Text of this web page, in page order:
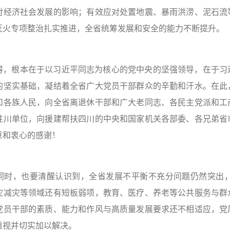
经济社会发展的影响；有效应对处置地震、暴雨洪涝、泥石
专项整治扎实推进，全省统筹发展和安全的能力不断提升。
，根本在于以习近平同志为核心的党中央的坚强领导，在于
坚实基础，凝结着全省广大党员干部群众的辛勤和汗水。在
各族人民，向全省离退休干部和广大老同志、各民主党派和
川单位，向援建帮扶四川的中央和国家机关各部委、各兄弟
衷心的感谢！
时，也要清醒认识到，全省发展不平衡不充分问题仍然突
减灾等领域还有短板弱项，教育、医疗、养老等公共服务与
员干部的素质、能力和作风与高质量发展要求还不相适应，
并切实加以解决。